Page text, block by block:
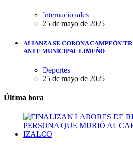
Internacionales
25 de mayo de 2025
ALIANZA SE CORONA CAMPEÓN
ANTE MUNICIPAL LIMEÑO
Deportes
25 de mayo de 2025
Última hora